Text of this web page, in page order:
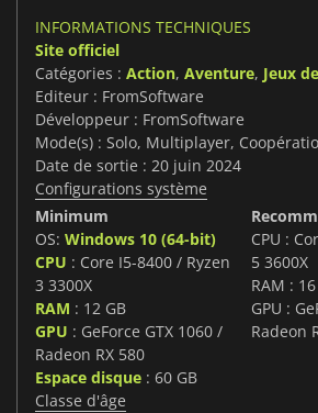
INFORMATIONS TECHNIQUES
Site officiel
Catégories : Action, Aventure, Jeux
Editeur : FromSoftware
Développeur : FromSoftware
Mode(s) : Solo, Multiplayer,
Date de sortie : 20 juin 2024
Configurations système
Minimum
OS: Windows 10 (64-bit)
CPU : Core I5-8400 / Ryzen
3 3300X
RAM : 12 GB
GPU : GeForce GTX 1060 /
Radeon RX 580
Espace disque : 60 GB
CPU :
5 3600X
RAM :
GPU :
Radeon
Classe d'âge